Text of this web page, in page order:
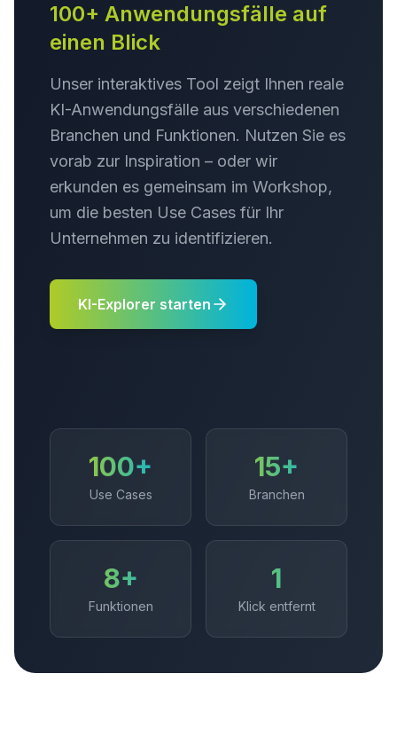
100+ Anwendungsfälle auf
einen Blick
Unser interaktives Tool zeigt Ihnen reale
KI-Anwendungsfälle aus verschiedenen
Branchen und Funktionen. Nutzen Sie es
vorab zur Inspiration – oder wir
erkunden es gemeinsam im Workshop,
um die besten Use Cases für Ihr
Unternehmen zu identifizieren.
KI-Explorer starten
100+
Use Cases
15+
Branchen
8+
Funktionen
1
Klick entfernt